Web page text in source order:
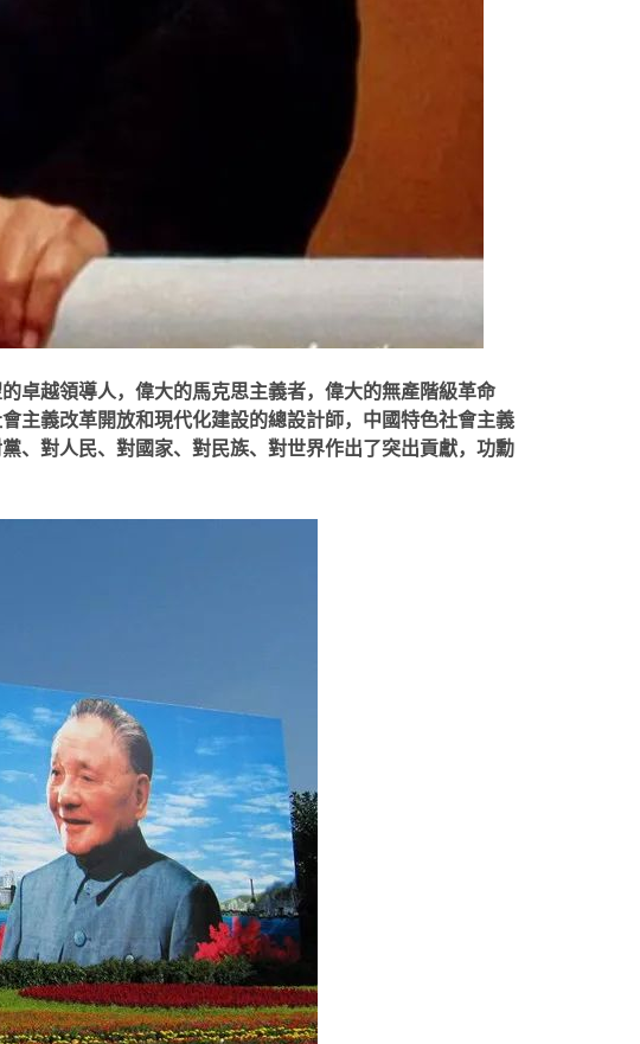
卓越領導人，偉大的馬克思主義者，偉大的無產階級革命
主義改革開放和現代化建設的總設計師，中國特色社會主義
、對人民、對國家、對民族、對世界作出了突出貢獻，功勳